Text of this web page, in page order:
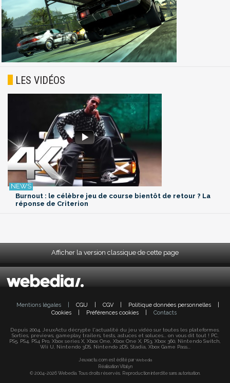
LES VIDÉOS
Burnout : le célèbre jeu de course bientôt de retour ? La
réponse de Criterion
Afficher la version classique de cette page
Mentions légales CGU CGV Politique données personnelles
Cookies
Préférences cookies Contacts
Depuis 2004, JeuxActu décrypte l'actualité du jeu vidéo sur toutes les plateformes.
Sorties, previews, gameplay, trailers, tests, astuces et soluces... on vous dit tout ! PC,
PS5, PS4, PS4 Pro, Xbox series X, Xbox One, Xbox One X, PS3, Xbox 360, Nintendo Switch,
Wii U, Nintendo 3DS, Nintendo 2DS, Stadia, Xbox Game Pass...
Jeuxactu.com est édité par Webedia
Réalisation Vitalyn
© 2004-2026 Webedia. Tous droits réservés. Reproduction interdite sans autorisation.